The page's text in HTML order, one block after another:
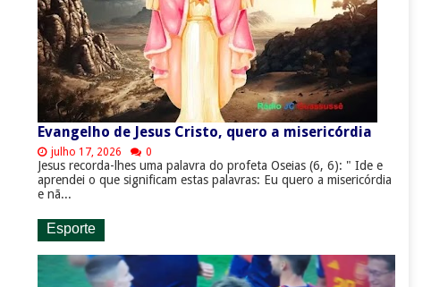
Evangelho de Jesus Cristo, quero a misericórdia
julho 17, 2026 0
Jesus recorda-lhes uma palavra do profeta Oseias (6, 6): " Ide e
aprendei o que significam estas palavras: Eu quero a misericórdia
e nã...
Esporte